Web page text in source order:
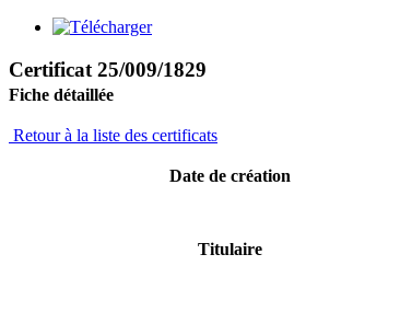
Certificat 25/009/1829
Fiche détaillée
Retour à la liste des certificats
Date de création
Titulaire